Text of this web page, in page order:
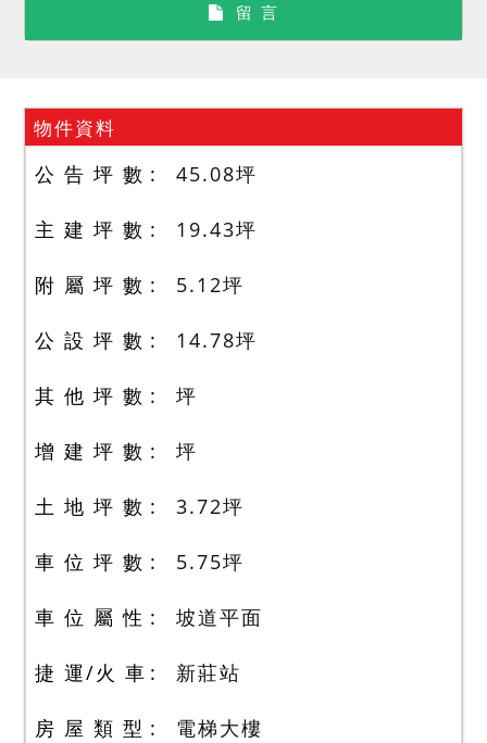
留 言
物件資料
公 告 坪 數 45.08坪
主 建 坪 數 19.43坪
附 屬 坪 數 5.12坪
公 設 坪 數 14.78坪
其 他 坪 數 坪
增 建 坪 數 坪
土 地 坪 數 3.72坪
車 位 坪 數 5.75坪
車 位 屬 性 坡道平面
捷 運/火 車 新莊站
房 屋 類 型 電梯大樓